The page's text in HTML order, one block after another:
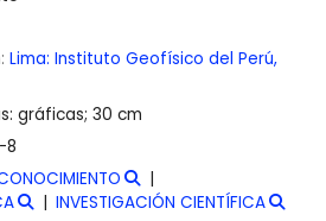
Lima: Instituto Geofísico del Perú,
gráficas; 30 cm
8
INVESTIGACIÓN CIENTÍFICA